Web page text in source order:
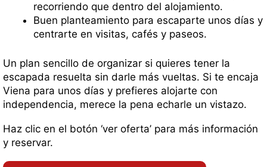
recorriendo que dentro del alojamiento.
Buen planteamiento para escaparte unos días y
centrarte en visitas, cafés y paseos.
Un plan sencillo de organizar si quieres tener la
escapada resuelta sin darle más vueltas. Si te encaja
Viena para unos días y prefieres alojarte con
independencia, merece la pena echarle un vistazo.
Haz clic en el botón ‘ver oferta’ para más información
y reservar.